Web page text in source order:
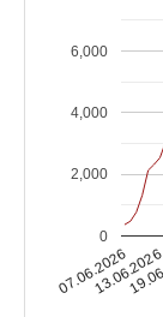
07.06.202613.06.2026
0
2,000
4,000
6,000